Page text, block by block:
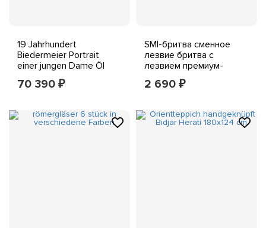
19 Jahrhundert
Biedermeier Portrait
einer jungen Dame Öl
LWD.43x53 cm
70 390 ₽
SMI-бритва сменное
лезвие бритва с
лезвием премиум-
класса 100
2 690 ₽